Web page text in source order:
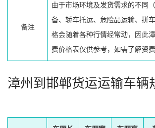
备注
由于市场环境及发货需求的不同
备、轿车托运、危险品运输、拼
格会随着各种行情经常动，因此
费价格表仅供参考，如需了解资
漳州到邯郸货运运输车辆